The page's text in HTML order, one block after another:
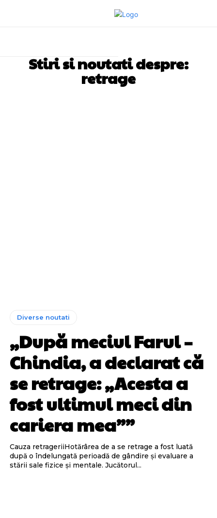
Stiri si noutati despre:
retrage
Diverse noutati
„După meciul Farul –
Chindia, a declarat că
se retrage: „Acesta a
fost ultimul meci din
cariera mea””
Cauza retrageriiHotărârea de a se retrage a fost luată
după o îndelungată perioadă de gândire și evaluare a
stării sale fizice și mentale. Jucătorul...